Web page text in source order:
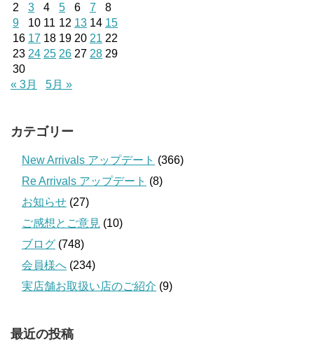
2
3 4 5 6 7
8
9
10 11 12 13 14 15
16 17 18 19 20 21 22
23 24 25 26 27 28 29
30
« 3月
5月 »
カテゴリー
New Arrivals アップデート (366)
Re Arrivals アップデート (8)
お知らせ (27)
ご感想とご意見 (10)
ブログ (748)
会員様へ (234)
実店舗お取扱い店のご紹介 (9)
最近の投稿